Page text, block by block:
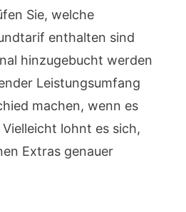
Sie, welche
enthalten sind
hinzugebucht werden
Leistungsumfang
machen, wenn es
lohnt es sich,
Extras genauer